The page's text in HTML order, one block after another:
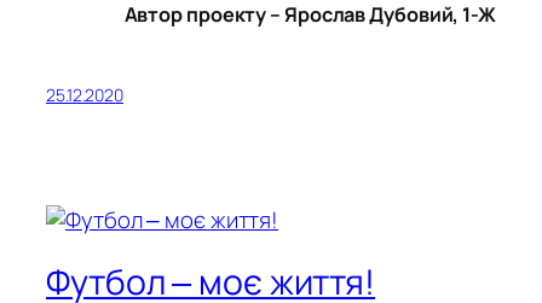
Автор проекту – Ярослав Дубовий, 1-Ж
25.12.2020
Футбол ‒ моє життя!